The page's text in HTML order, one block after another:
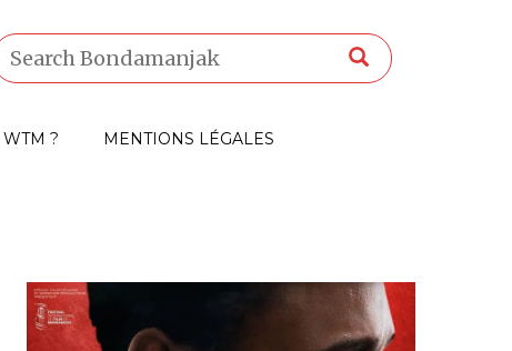
WTM ? MENTIONS LÉGALES